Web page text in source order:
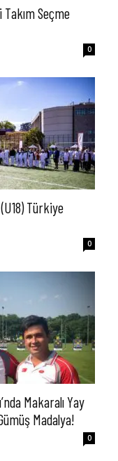
Seçme
0
Türkiye
0
Makaralı Yay
Madalya!
0